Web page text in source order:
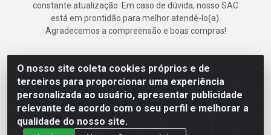
O nosso site coleta cookies próprios e de
terceiros para proporcionar uma experiência
personalizada ao usuário, apresentar publicidade
relevante de acordo com o seu perfil e melhorar a
qualidade do nosso site.
constante atualização. Em caso de dúvida, nosso SAC
está em prontidão para melhor atendê-lo(a).
Agradecemos a compreensão e boas compras!
Deskontão Atacado - Av. Marechal Mascarenhas de Morais, 2471 -
Imbiribeira - Recife/PE - CEP 51.150-001 - CNPJ 24.150.377/0003-
57